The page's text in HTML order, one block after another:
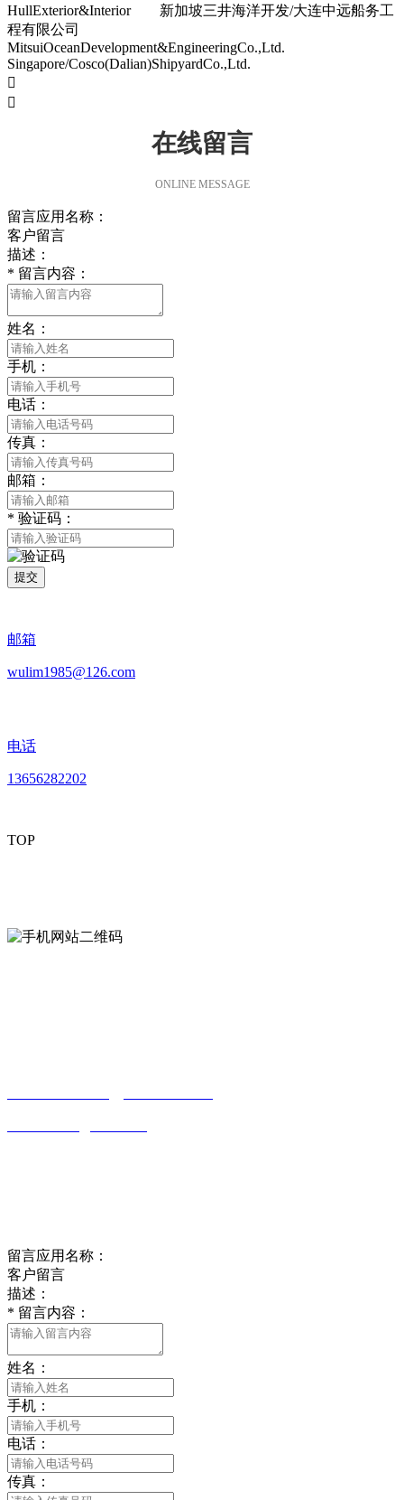
HullExterior&Interior 新加坡三井海洋开发/大连中远船务工
程有限公司
MitsuiOceanDevelopment&EngineeringCo.,Ltd.
Singapore/Cosco(Dalian)ShipyardCo.,Ltd.


在线留言
ONLINE MESSAGE
留言应用名称：
客户留言
描述：
* 留言内容：
姓名：
手机：
电话：
传真：
邮箱：
* 验证码：
提交
邮箱
wulim1985@126.com
电话
13656282202
TOP
留言应用名称：
客户留言
描述：
* 留言内容：
姓名：
手机：
电话：
传真：